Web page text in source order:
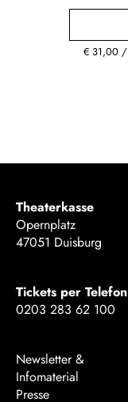
€ 31,00
Theaterkasse
Opernplatz
47051 Duisburg
Tickets per Telefon
0203 283 62 100
Newsletter &
Infomaterial
Presse